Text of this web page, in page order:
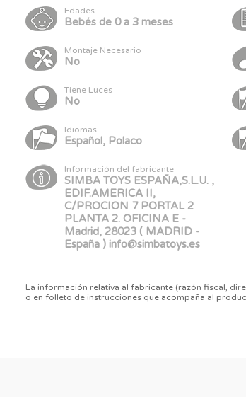
Edades
Bebés de 0 a 3 meses
Montaje Necesario
No
Tiene Luces
No
Idiomas
Español, Polaco
Información del fabricante
SIMBA TOYS ESPAÑA,S.L.U. ,
EDIF.AMERICA II,
C/PROCION 7 PORTAL 2
PLANTA 2. OFICINA E -
Madrid, 28023 ( MADRID -
España ) info@simbatoys.es
La información relativa al fabricante (razón fiscal,
o en folleto de instrucciones que acompaña al